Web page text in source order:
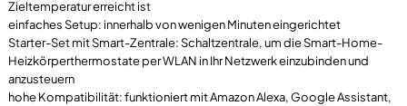
Zieltemperatur erreicht ist
einfaches Setup: innerhalb von wenigen Minuten eingerichtet
Starter-Set mit Smart-Zentrale: Schaltzentrale, um die Smart-Home-
Heizkörperthermostate per WLAN in Ihr Netzwerk einzubinden und
anzusteuern
hohe Kompatibilität: funktioniert mit Amazon Alexa, Google Assistant,